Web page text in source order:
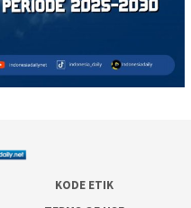
KODE ETIK